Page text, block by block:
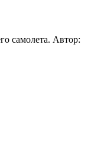
самолета. Автор: